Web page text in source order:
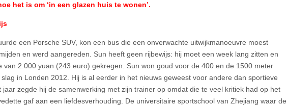
het is om ‘in een glazen huis te wonen’.
een Porsche SUV, kon een bus die een onverwachte uitwijkmanoeuvre moest
en werd aangereden. Sun heeft geen rijbewijs: hij moet een week lang zitten en
van 2.000 yuan (243 euro) gekregen. Sun won goud voor de 400 en de 1500 meter
in Londen 2012. Hij is al eerder in het nieuws geweest voor andere dan sportieve
jaar zegde hij de samenwerking met zijn trainer op omdat die te veel kritiek had op het
gaf aan een liefdesverhouding. De universitaire sportschool van Zhejiang waar de